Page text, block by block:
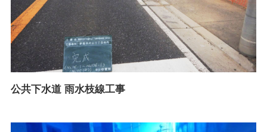
公共下水道 雨水枝線工事